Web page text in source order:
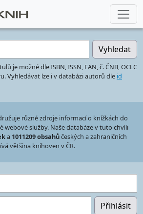
Vyhledat
je možné dle ISBN, ISSN, EAN, č. ČNB, OCLC
Vyhledávat lze i v databázi autorů dle id
různé zdroje informací o knížkách do
webové služby. Naše databáze v tuto chvíli
a 1011209 obsahůčeských a zahraničních
většina knihoven v ČR.
Přihlásit